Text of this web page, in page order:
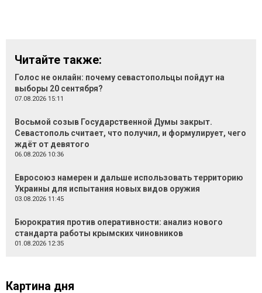
Читайте также:
Голос не онлайн: почему севастопольцы пойдут на
выборы 20 сентября?
07.08.2026 15:11
Восьмой созыв Государственной Думы закрыт.
Севастополь считает, что получил, и формулирует, чего
ждёт от девятого
06.08.2026 10:36
Евросоюз намерен и дальше использовать территорию
Украины для испытания новых видов оружия
03.08.2026 11:45
Бюрократия против оперативности: анализ нового
стандарта работы крымских чиновников
01.08.2026 12:35
Картина дня